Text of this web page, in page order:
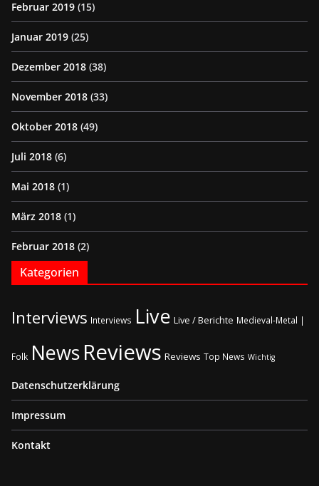
Februar 2019 (15)
Januar 2019 (25)
Dezember 2018 (38)
November 2018 (33)
Oktober 2018 (49)
Juli 2018 (6)
Mai 2018 (1)
März 2018 (1)
Februar 2018 (2)
Kategorien
Interviews Interviews Live Live / Berichte Medieval-Metal |
Folk NewsReviews Reviews Top News Wichtig
Datenschutzerklärung
Impressum
Kontakt